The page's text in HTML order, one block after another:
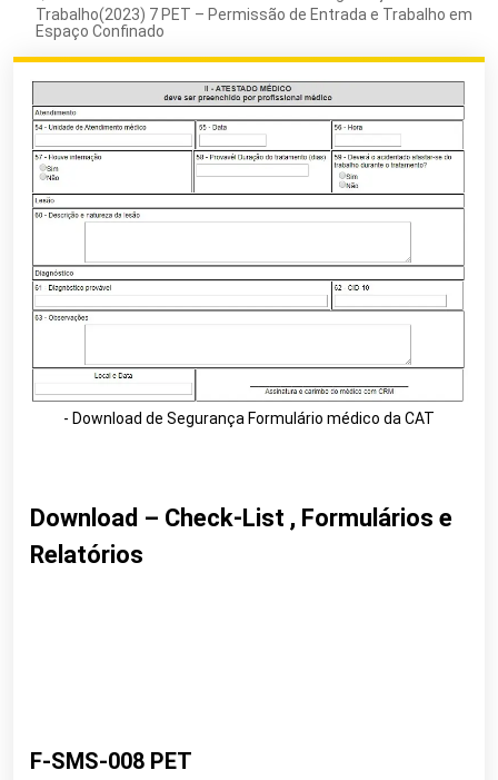
Trabalho(2023) 7 PET – Permissão de Entrada e Trabalho em
Espaço Confinado
- Download de Segurança Formulário médico da CAT
Download – Check-List , Formulários e
Relatórios
F-SMS-008 PET